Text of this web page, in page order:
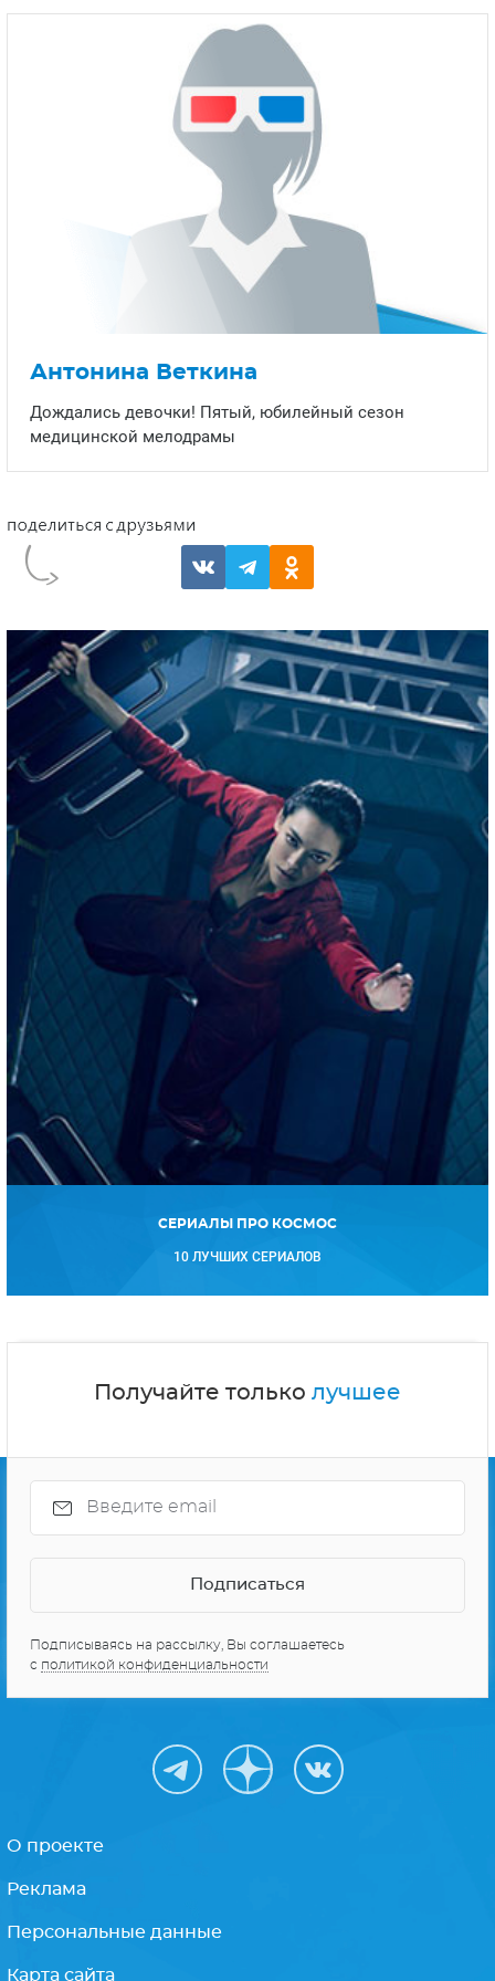
Антонина Веткина
Дождались девочки! Пятый, юбилейный сезон
медицинской мелодрамы
СЕРИАЛЫ ПРО КОСМОС
10 ЛУЧШИХ СЕРИАЛОВ
Получайте только лучшее
Подписываясь на рассылку, Вы соглашаетесь
с политикой конфиденциальности
О проекте
Реклама
Персональные данные
Карта сайта